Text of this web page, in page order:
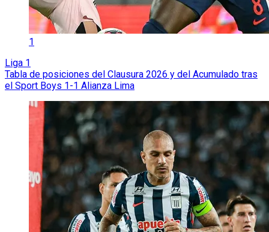
1
Liga 1
Tabla de posiciones del Clausura 2026 y del Acumulado tras
el Sport Boys 1-1 Alianza Lima